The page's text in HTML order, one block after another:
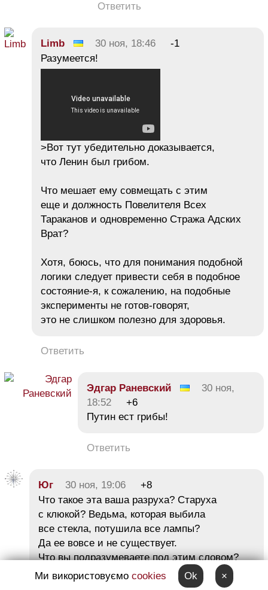
Ответить
Limb 30 ноя, 18:46
-1
Разумеется!
>Вот тут убедительно доказывается,
что Ленин был грибом.
Что мешает ему совмещать с этим
еще и должность Повелителя Всех
Тараканов и одновременно Стража Адских
Врат?
Хотя, боюсь, что для понимания подобной
логики следует привести себя в подобное
состояние-я, к сожалению, на подобные
эксперименты не готов-говорят,
это не слишком полезно для здоровья.
Ответить
Эдгар Раневский
30 ноя,
18:52
+6
Путин ест грибы!
Ответить
Юг 30 ноя, 19:06
+8
Что такое эта ваша разруха? Старуха
с клюкой? Ведьма, которая выбила
все стекла, потушила все лампы?
Да ее вовсе и не существует.
Что вы подразумеваете под этим словом?
[] Это вот что: если я, вместо того, чтобы
оперировать каждый вечер, начну у себя
Ми використовуємо cookies Ok ×